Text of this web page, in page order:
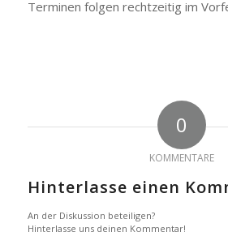
Terminen folgen rechtzeitig im
0
KOMMENTARE
Hinterlasse einen
An der Diskussion beteiligen?
Hinterlasse uns deinen Kommentar!